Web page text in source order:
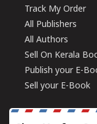
Track My Order
All Publishers
All Authors
Sell On Kerala
Publish your E-
Sell your E-Book